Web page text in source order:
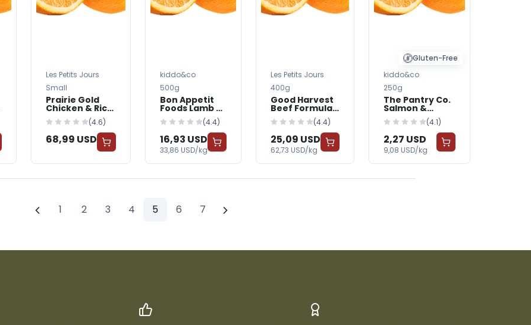
Les Petits Jours
Small
Prairie Gold
Chicken & Rice
Dog Food -
Premium(4.6)
68,99 USD
kiddo&co
500g
Bon Appetit
Foods Lamb &
Vegetables
Dog Food(4.4)
16,93 USD
33,86 USD/kg
Les Petits Jours
400g
Good Harvest
Beef Formula
Dog Food (4.4)
25,09 USD
62,73 USD/kg
Gluten-Free
kiddo&co
250g
The Pantry Co.
Salmon &
Sweet Potato
Dog Food(4.1)
2,27 USD
9,08 USD/kg
1 2 3 4 5 6 7